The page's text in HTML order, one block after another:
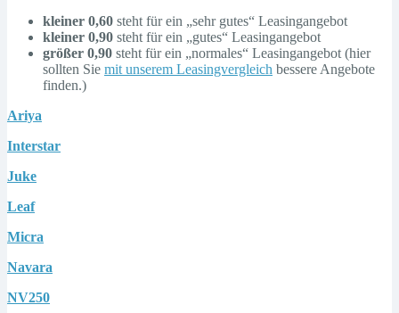
kleiner 0,60 steht für ein „sehr gutes“ Leasingangebot
kleiner 0,90 steht für ein „gutes“ Leasingangebot
größer 0,90 steht für ein „normales“ Leasingangebot (hier
sollten Sie mit unserem Leasingvergleich bessere Angebote
finden.)
Ariya
Interstar
Juke
Leaf
Micra
Navara
NV250